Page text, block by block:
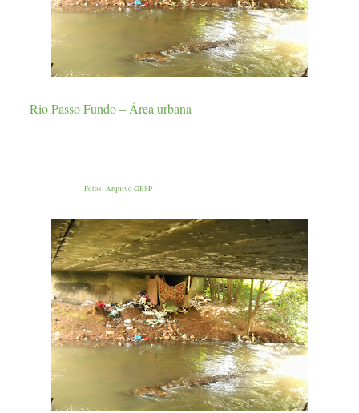
Rio Passo Fundo – Área urbana
Fotos: Arquivo GESP